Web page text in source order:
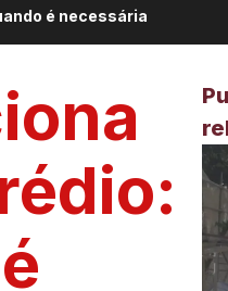
é necessária